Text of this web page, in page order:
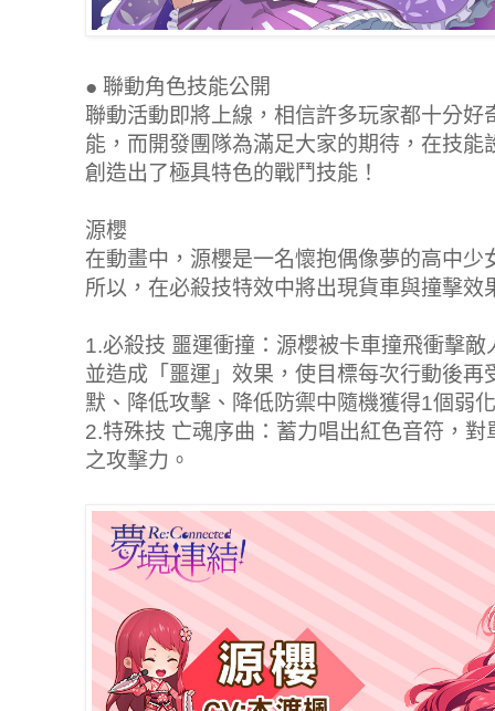
● 聯動角色技能公開
聯動活動即將上線，相信許多玩家都十分好
能，而開發團隊為滿足大家的期待，在技
創造出了極具特色的戰鬥技能！
源櫻
在動畫中，源櫻是一名懷抱偶像夢的高中
所以，在必殺技特效中將出現貨車與撞擊效
1.必殺技 噩運衝撞：源櫻被卡車撞飛衝擊
並造成「噩運」效果，使目標每次行動後
默、降低攻擊、降低防禦中隨機獲得1個弱
2.特殊技 亡魂序曲：蓄力唱出紅色音符，
之攻擊力。